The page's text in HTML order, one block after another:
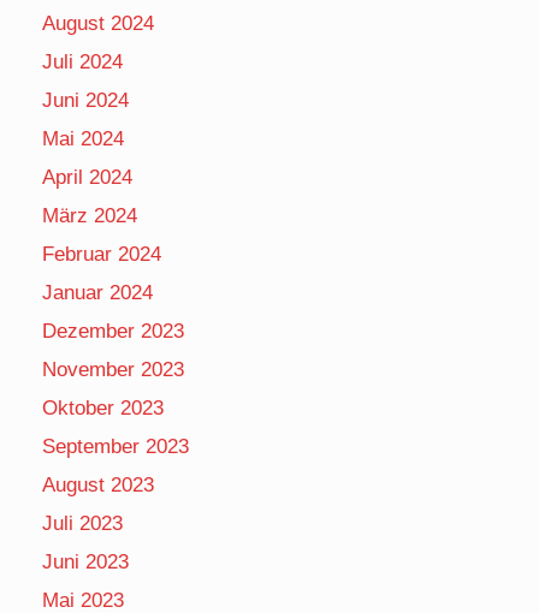
August 2024
Juli 2024
Juni 2024
Mai 2024
April 2024
März 2024
Februar 2024
Januar 2024
Dezember 2023
November 2023
Oktober 2023
September 2023
August 2023
Juli 2023
Juni 2023
Mai 2023